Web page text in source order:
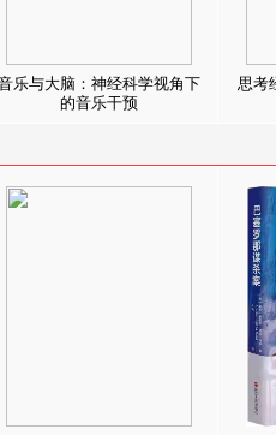
乐与大脑：神经科学视角下
的音乐干预
思考